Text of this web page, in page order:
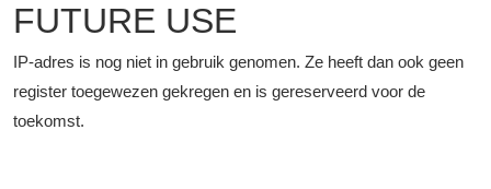
FUTURE USE
IP-adres is nog niet in gebruik genomen. Ze heeft dan ook geen
register toegewezen gekregen en is gereserveerd voor de
toekomst.